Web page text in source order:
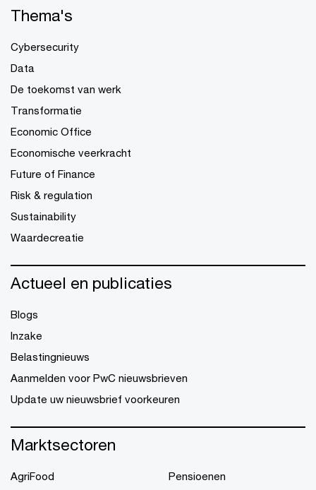
Thema's
Cybersecurity
Data
De toekomst van werk
Transformatie
Economic Office
Economische veerkracht
Future of Finance
Risk & regulation
Sustainability
Waardecreatie
Actueel en publicaties
Blogs
Inzake
Belastingnieuws
Aanmelden voor PwC nieuwsbrieven
Update uw nieuwsbrief voorkeuren
Marktsectoren
AgriFood
Pensioenen